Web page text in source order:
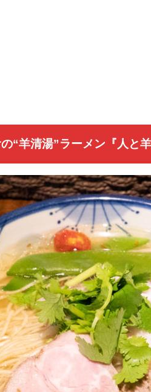
“羊清湯”ラーメン『人と羊